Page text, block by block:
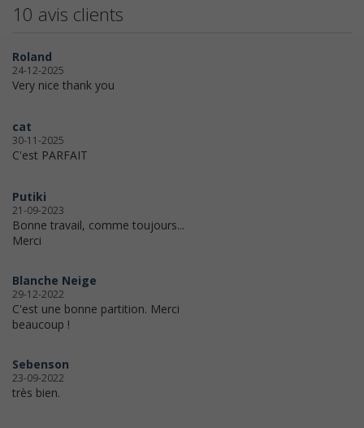
10 avis clients
Roland
24-12-2025
Very nice thank you
cat
30-11-2025
C'est PARFAIT
Putiki
21-09-2023
Bonne travail, comme toujours...
Merci
Blanche Neige
29-12-2022
C'est une bonne partition. Merci
beaucoup !
Sebenson
23-09-2022
très bien.